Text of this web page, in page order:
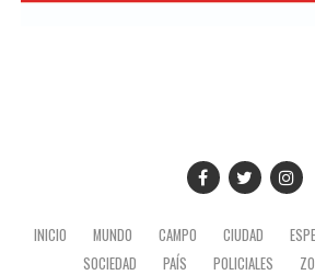
la licencia podrá informar al
de sus antecedentes, pero esa
El Estado, por su parte, conservará
INICIO MUNDO CAMPO CIUDAD
SOCIEDAD
PAÍS POLICIALES